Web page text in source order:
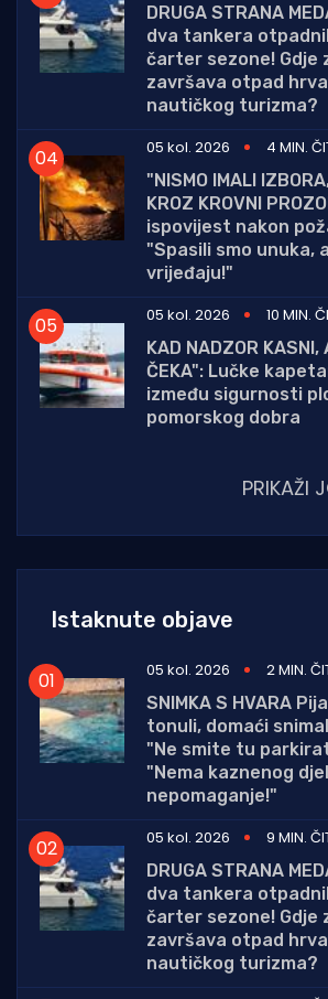
DRUGA STRANA
dva tankera
čarter sezone! Gdje
završava otpad
nautičkog turizma?
05 kol. 2026
4 MIN.
"NISMO IMALI
KROZ KROVNI
ispovijest nakon
"Spasili smo unuka,
vrijeđaju!"
05 kol. 2026
10 MIN.
KAD NADZOR KASNI,
ČEKA": Lučke
između sigurnosti
pomorskog dobra
PRIKAŽI
Istaknute objave
05 kol. 2026
2 MIN.
SNIMKA S HVARA
tonuli, domaći
"Ne smite tu
"Nema kaznenog
nepomaganje!"
05 kol. 2026
9 MIN.
DRUGA STRANA
dva tankera
čarter sezone! Gdje
završava otpad
nautičkog turizma?